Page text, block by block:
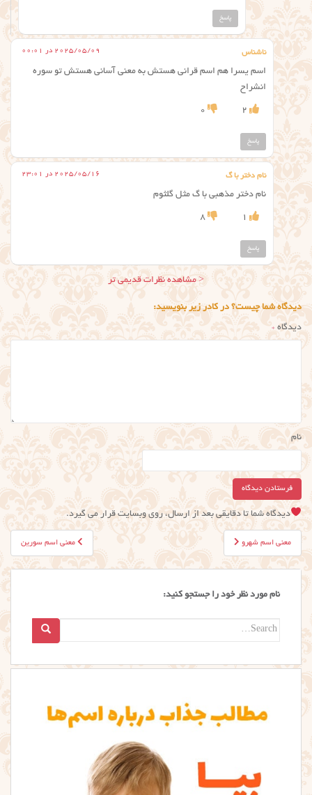
پاسخ
ناشناس 2025/05/09 در 00:01
اسم یسرا هم اسم قرانی هستش به معنی آسانی هستش تو سوره
انشراح
2
0
پاسخ
نام دختر با گ 2025/05/16 در 23:01
نام دختر مذهبی با گ مثل گلثوم
1
8
پاسخ
ناوبری
نظر
< مشاهده نظرات قدیمی تر
دیدگاه شما چیست؟ در کادر زیر بنویسید:
دیدگاه *
نام
دیدگاه شما تا دقایقی بعد از ارسال، روی وبسایت قرار می گیرد.
راهبری
نوشته
معنی اسم سورین معنی اسم شهرو
نام مورد نظر خود را جستجو کنید:
Search